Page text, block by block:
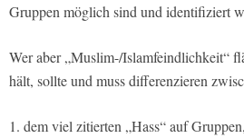
Gruppen möglich sind und identifiziert
Wer aber „Muslim-/Islamfeindlichkeit“
hält, sollte und muss differenzieren
1. dem viel zitierten „Hass“ auf